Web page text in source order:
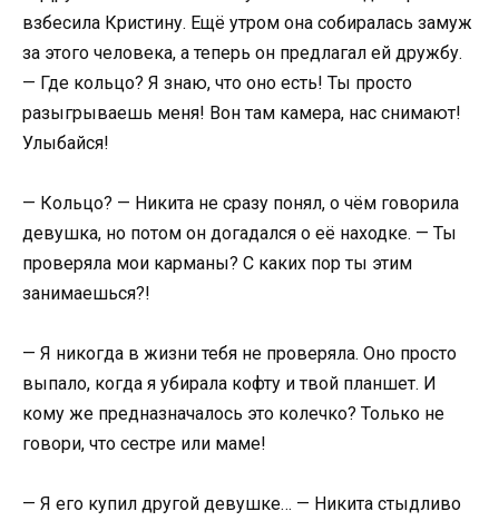
взбесила Кристину. Ещё утром она собиралась замуж
за этого человека, а теперь он предлагал ей дружбу.
— Где кольцо? Я знаю, что оно есть! Ты просто
разыгрываешь меня! Вон там камера, нас снимают!
Улыбайся!
— Кольцо? — Никита не сразу понял, о чём говорила
девушка, но потом он догадался о её находке. — Ты
проверяла мои карманы? С каких пор ты этим
занимаешься?!
— Я никогда в жизни тебя не проверяла. Оно просто
выпало, когда я убирала кофту и твой планшет. И
кому же предназначалось это колечко? Только не
говори, что сестре или маме!
— Я его купил другой девушке… — Никита стыдливо